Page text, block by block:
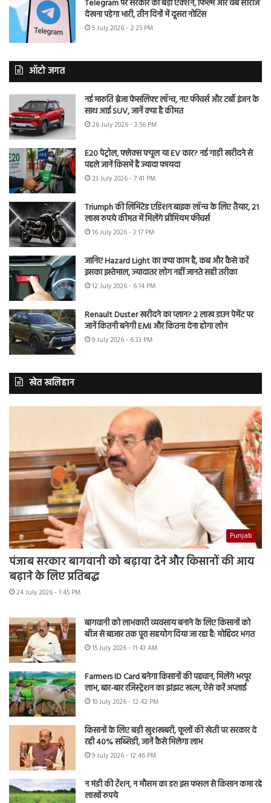
Telegram पर सरकार का बड़ा एक्शन, फिल्में और वेब सीरीज
देखना पड़ेगा भारी, तीन दिनों में दूसरा नोटिस
5 July 2026 - 2:25 PM
ऑटो जगत
नई मारुति ब्रेजा फेसलिफ्ट लॉन्च, नए फीचर्स और टर्बो इंजन के
साथ आई SUV, जानें क्या है कीमत
26 July 2026 - 3:56 PM
E20 पेट्रोल, फ्लेक्स फ्यूल या EV कार? नई गाड़ी खरीदने से
पहले जानें किसमें है ज्यादा फायदा
23 July 2026 - 7:41 PM
Triumph की लिमिटेड एडिशन बाइक लॉन्च के लिए तैयार, 21
लाख रुपये कीमत में मिलेंगे प्रीमियम फीचर्स
16 July 2026 - 3:17 PM
जानिए Hazard Light का क्या काम है, कब और कैसे करें
इसका इस्तेमाल, ज्यादातर लोग नहीं जानते सही तरीका
12 July 2026 - 6:14 PM
Renault Duster खरीदने का प्लान? 2 लाख डाउन पेमेंट पर
जानें कितनी बनेगी EMI और कितना देना होगा लोन
9 July 2026 - 6:33 PM
खेत खलिहान
Punjab
पंजाब सरकार बागवानी को बढ़ावा देने और किसानों की आय
बढ़ाने के लिए प्रतिबद्ध
24 July 2026 - 1:45 PM
बागवानी को लाभकारी व्यवसाय बनाने के लिए किसानों को
बीज से बाजार तक पूरा सहयोग दिया जा रहा है: मोहिंदर भगत
15 July 2026 - 11:43 AM
Farmers ID Card बनेगा किसानों की पहचान, मिलेंगे भरपूर
लाभ, बार-बार रजिस्ट्रेशन का झंझट खत्म, ऐसे करें अप्लाई
10 July 2026 - 12:42 PM
किसानों के लिए बड़ी खुशखबरी, फूलों की खेती पर सरकार दे
रही 40% सब्सिडी, जानें कैसे मिलेगा लाभ
9 July 2026 - 12:46 PM
न मंडी की टेंशन, न मौसम का डर! इस फसल से किसान कमा रहे
लाखों रुपये